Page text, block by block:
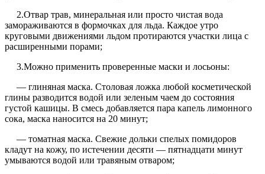
2.Отвар трав, минеральная или просто чистая вода
замораживаются в формочках для льда. Каждое утро
круговыми движениями льдом протираются участки лица с
расширенными порами;
3.Можно применить проверенные маски и лосьоны:
— глиняная маска. Столовая ложка любой косметической
глины разводится водой или зеленым чаем до состояния
густой кашицы. В смесь добавляется пара капель лимонного
сока, маска наносится на 20 минут;
— томатная маска. Свежие дольки спелых помидоров
кладут на кожу, по истечении десяти — пятнадцати минут
умываются водой или травяным отваром;